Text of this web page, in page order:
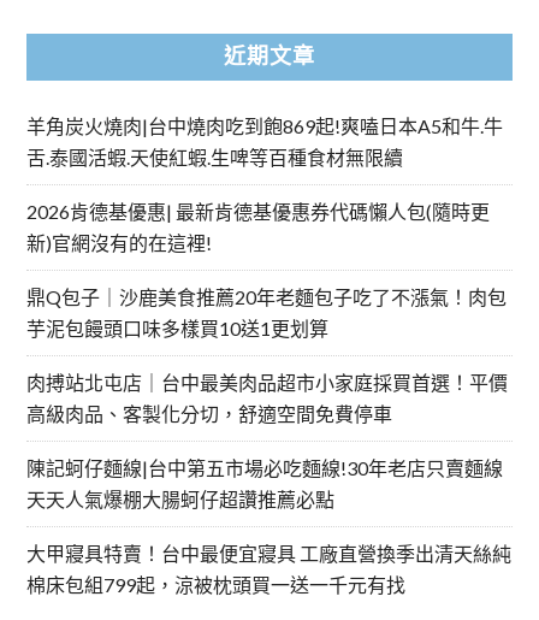
近期文章
羊角炭火燒肉|台中燒肉吃到飽869起!爽嗑日本A5和牛.牛
舌.泰國活蝦.天使紅蝦.生啤等百種食材無限續
2026肯德基優惠| 最新肯德基優惠券代碼懶人包(隨時更
新)官網沒有的在這裡!
鼎Q包子｜沙鹿美食推薦20年老麵包子吃了不漲氣！肉包
芋泥包饅頭口味多樣買10送1更划算
肉搏站北屯店｜台中最美肉品超市小家庭採買首選！平價
高級肉品、客製化分切，舒適空間免費停車
陳記蚵仔麵線|台中第五市場必吃麵線!30年老店只賣麵線
天天人氣爆棚大腸蚵仔超讚推薦必點
大甲寢具特賣！台中最便宜寢具 工廠直營換季出清天絲純
棉床包組799起，涼被枕頭買一送一千元有找